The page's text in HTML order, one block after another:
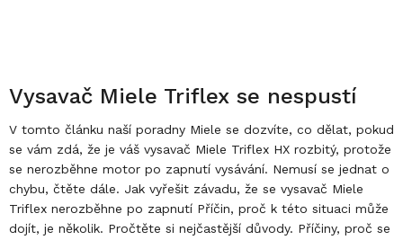
Vysavač Miele Triflex se nespustí
V tomto článku naší poradny Miele se dozvíte, co dělat, pokud
se vám zdá, že je váš vysavač Miele Triflex HX rozbitý, protože
se nerozběhne motor po zapnutí vysávání. Nemusí se jednat o
chybu, čtěte dále. Jak vyřešit závadu, že se vysavač Miele
Triflex nerozběhne po zapnutí Příčin, proč k této situaci může
dojít, je několik. Pročtěte si nejčastější důvody. Příčiny, proč se